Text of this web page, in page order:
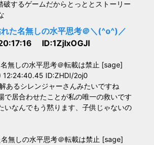
破するゲームだからとっととストーリー
た名無しの水平思考＠＼(^o^)／
ID:1ZjIxOGJl
無しの水平思考＠転載は禁止 [sage]
ID:ZHDI/2oj0
あるシレンジャーさんみたいですね
で居合わせたことが私の唯一の救いです
いなんでもう黙ります、子供じゃないの
無しの水平思考＠転載は禁止 [sage]